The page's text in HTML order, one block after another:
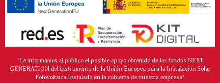
"Le informamos al público el posible apoyo obtenido de los fondos NEXT
GENERATION del instrumento de la Unión Europea para la Instalación Solar
Fotovoltaica Instalado en la cubierta de nuestra empresa*